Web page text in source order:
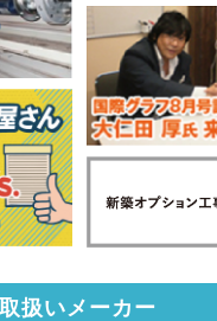
取扱いメーカー